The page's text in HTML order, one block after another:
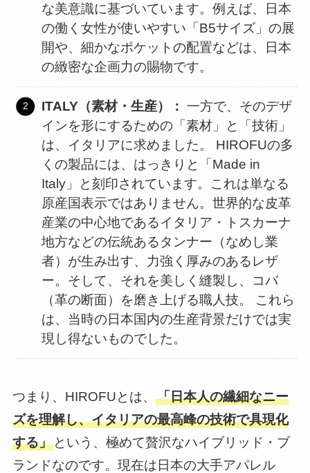
な美意識に基づいています。例えば、日本
の働く女性が使いやすい「B5サイズ」の展
開や、細かなポケットの配置などは、日本
の緻密な企画力の賜物です。
ITALY（素材・生産）： 一方で、そのデザ
インを形にするための「素材」と「技術」
は、イタリアに求めました。 HIROFUの多
くの製品には、はっきりと「Made in
Italy」と刻印されています。これは単なる
原産国表示ではありません。世界的な皮革
産業の中心地であるイタリア・トスカーナ
地方などの伝統あるタンナー（なめし業
者）が生み出す、力強く厚みのあるレザ
ー。そして、それを美しく縫製し、コバ
（革の断面）を磨き上げる職人技。 これら
は、当時の日本国内の生産背景だけでは実
現し得ないものでした。
つまり、HIROFUとは、 「日本人の繊細なニー
ズを理解し、イタリアの最高峰の技術で具現化
する」という、極めて贅沢なハイブリッド・ブ
ランドなのです。現在は日本の大手アパレル